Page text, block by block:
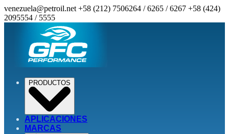
venezuela@petroil.net +58 (212) 7506264 / 6265 / 6267 +58 (424)
2095554 / 5555
PRODUCTOS
APLICACIONES
MARCAS